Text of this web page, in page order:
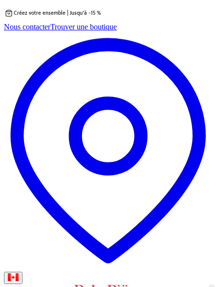
au
Créez votre ensemble | Jusqu’à -15 %
Nous contacterTrouver une boutique